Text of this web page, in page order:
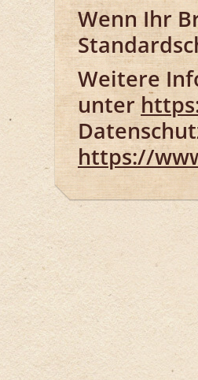
Wenn Ihr
Weitere
unter
https://